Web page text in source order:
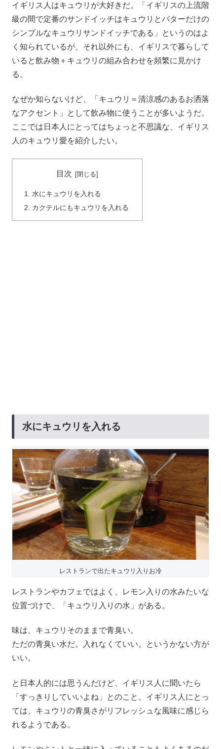
イギリス人はキュウリが大好きだ。「イギリスの上流階
級の間で定番のサンドイッチはキュウリとバターだけの
シンプルなキュウリサンドイッチである」というのはよ
く知られているが、それ以外にも、イギリスで暮らして
いると飲み物＋キュウリの組み合わせを頻繁に見かけ
る。
なぜか知らないけど、「キュウリ＝清涼感のあるお洒落
なアクセント」として飲み物に使うことが多いようだ。
ここでは日本人にとってはちょっと不思議な、イギリス
人のキュウリ愛を紹介したい。
目次
水にキュウリを入れる
カクテルにもキュウリを入れる
水にキュウリを入れる
レストランで出たキュウリ入りお冷
レストランやカフェではよく、レモン入りの水みたいな
位置づけで、「キュウリ入りの水」がある。
味は、キュウリそのままで青臭い。
ただの青臭い水だ。入れなくていい。というかない方が
いい。
と日本人的には思うんだけど、イギリス人に聞いたら
「すっきりしていいよね」とのこと。イギリス人にとっ
ては、キュウリの青臭さがリフレッシュな風味に感じら
れるようである。